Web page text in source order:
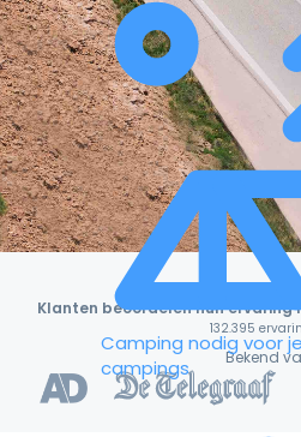
Camping nodig voor
campings
Klanten beoordelen hun ervaring
132.395
Bekend